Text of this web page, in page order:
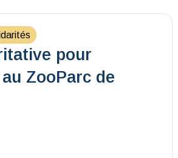
pour
au ZooParc de